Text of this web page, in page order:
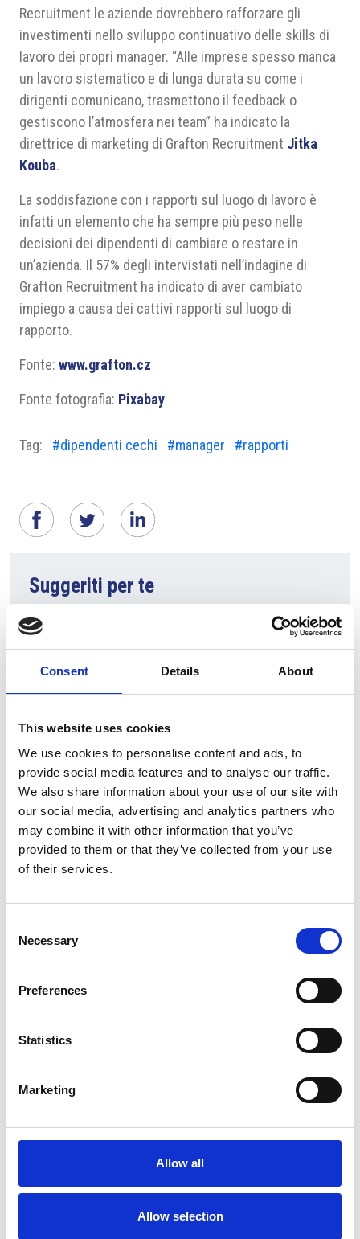
Consent Details About
This website uses cookies
We use cookies to personalise content and ads, to
provide social media features and to analyse our traffic.
We also share information about your use of our site with
our social media, advertising and analytics partners who
may combine it with other information that you’ve
provided to them or that they’ve collected from your use
of their services.
Selection
Necessary
Preferences
Statistics
Marketing
Allow all
Allow selection
Recruitment le aziende dovrebbero rafforzare gli
investimenti nello sviluppo continuativo delle skills di
lavoro dei propri manager. “Alle imprese spesso manca
un lavoro sistematico e di lunga durata su come i
dirigenti comunicano, trasmettono il feedback o
gestiscono l’atmosfera nei team” ha indicato la
direttrice di marketing di Grafton Recruitment Jitka
Kouba.
La soddisfazione con i rapporti sul luogo di lavoro è
infatti un elemento che ha sempre più peso nelle
decisioni dei dipendenti di cambiare o restare in
un’azienda. Il 57% degli intervistati nell’indagine di
Grafton Recruitment ha indicato di aver cambiato
impiego a causa dei cattivi rapporti sul luogo di
rapporto.
Fonte: www.grafton.cz
Fonte fotografia: Pixabay
Tag: #dipendenti cechi #manager #rapporti
Suggeriti per te
7 Agosto 2026
Nel primo semestre è aumentata fortemente la
costruzione di nuove abitazioni
Repubblica Ceca